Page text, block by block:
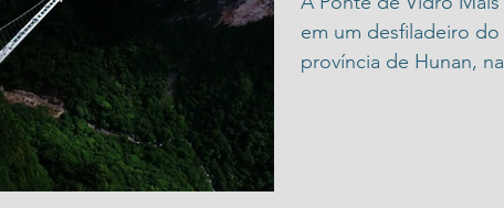
em um desfiladeiro
província de Hunan,